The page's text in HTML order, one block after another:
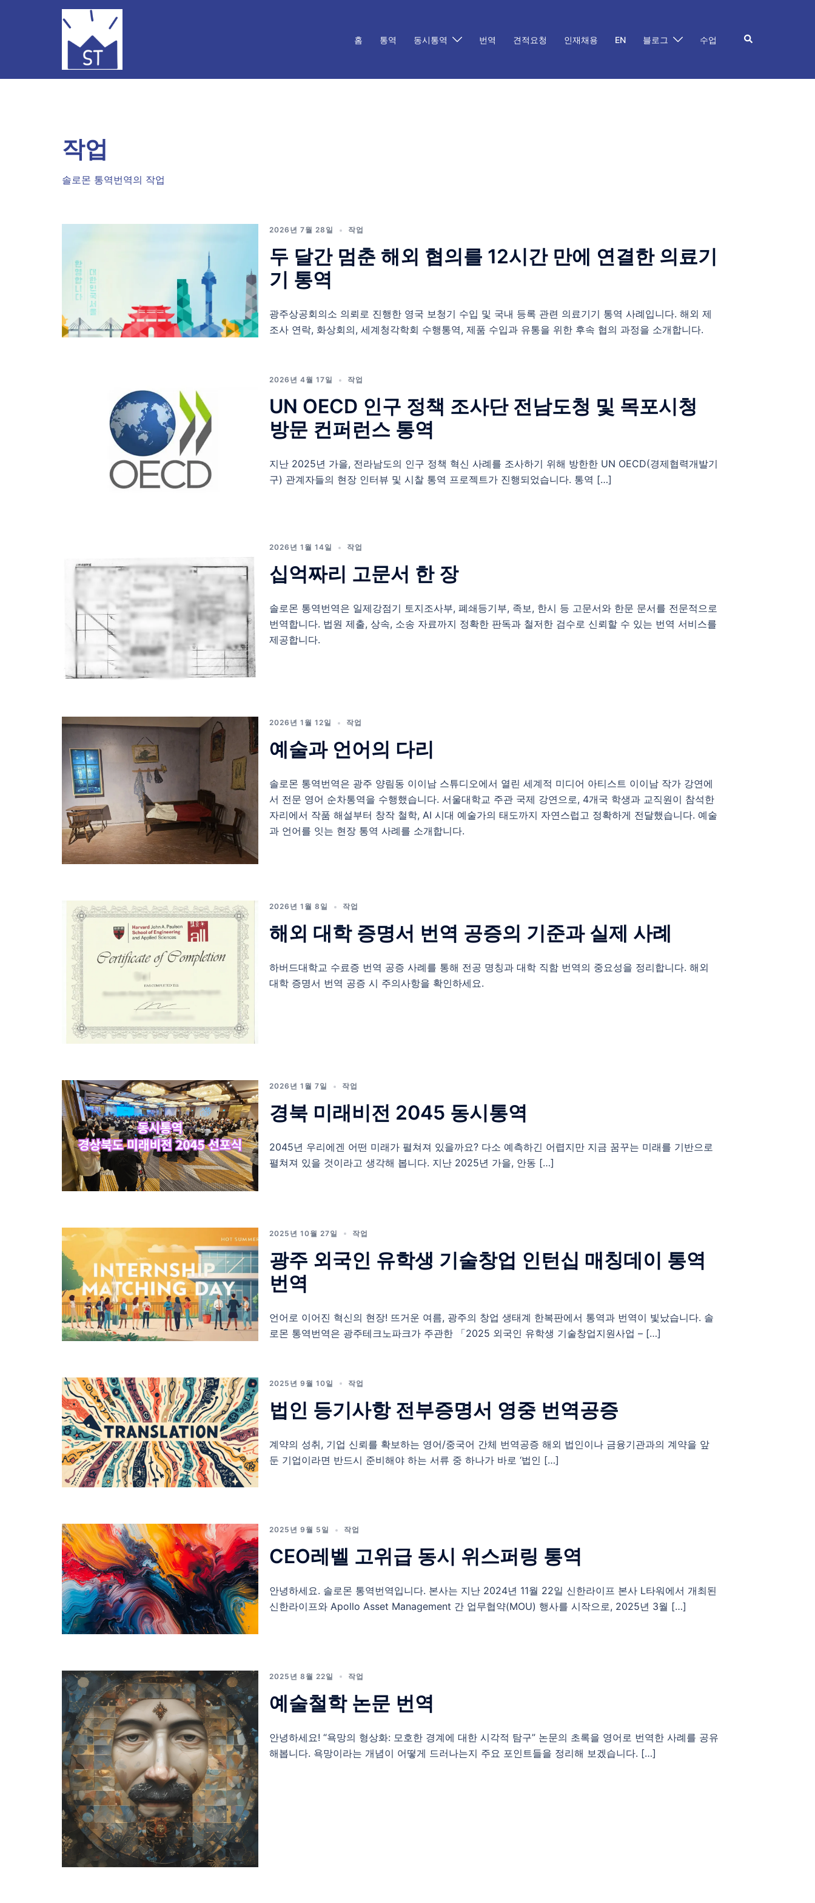
홈 통역 동시통역 번역 견적요청 인재채용 EN 블로그 수업 Search
작업
솔로몬 통역번역의 작업
2026년 7월 28일 작업
두 달간 멈춘 해외 협의를 12시간 만에 연결한 의료기
기 통역
광주상공회의소 의뢰로 진행한 영국 보청기 수입 및 국내 등록 관련 의료기기 통역 사례입니다. 해외 제
조사 연락, 화상회의, 세계청각학회 수행통역, 제품 수입과 유통을 위한 후속 협의 과정을 소개합니다.
2026년 4월 17일 작업
UN OECD 인구 정책 조사단 전남도청 및 목포시청
방문 컨퍼런스 통역
지난 2025년 가을, 전라남도의 인구 정책 혁신 사례를 조사하기 위해 방한한 UN OECD(경제협력개발기
구) 관계자들의 현장 인터뷰 및 시찰 통역 프로젝트가 진행되었습니다. 통역 […]
2026년 1월 14일 작업
십억짜리 고문서 한 장
솔로몬 통역번역은 일제강점기 토지조사부, 폐쇄등기부, 족보, 한시 등 고문서와 한문 문서를 전문적으로
번역합니다. 법원 제출, 상속, 소송 자료까지 정확한 판독과 철저한 검수로 신뢰할 수 있는 번역 서비스를
제공합니다.
2026년 1월 12일 작업
예술과 언어의 다리
솔로몬 통역번역은 광주 양림동 이이남 스튜디오에서 열린 세계적 미디어 아티스트 이이남 작가 강연에
서 전문 영어 순차통역을 수행했습니다. 서울대학교 주관 국제 강연으로, 4개국 학생과 교직원이 참석한
자리에서 작품 해설부터 창작 철학, AI 시대 예술가의 태도까지 자연스럽고 정확하게 전달했습니다. 예술
과 언어를 잇는 현장 통역 사례를 소개합니다.
2026년 1월 8일 작업
해외 대학 증명서 번역 공증의 기준과 실제 사례
하버드대학교 수료증 번역 공증 사례를 통해 전공 명칭과 대학 직함 번역의 중요성을 정리합니다. 해외
대학 증명서 번역 공증 시 주의사항을 확인하세요.
2026년 1월 7일 작업
경북 미래비전 2045 동시통역
2045년 우리에겐 어떤 미래가 펼쳐져 있을까요? 다소 예측하긴 어렵지만 지금 꿈꾸는 미래를 기반으로
펼쳐져 있을 것이라고 생각해 봅니다. 지난 2025년 가을, 안동 […]
2025년 10월 27일 작업
광주 외국인 유학생 기술창업 인턴십 매칭데이 통역
번역
언어로 이어진 혁신의 현장! 뜨거운 여름, 광주의 창업 생태계 한복판에서 통역과 번역이 빛났습니다. 솔
로몬 통역번역은 광주테크노파크가 주관한 「2025 외국인 유학생 기술창업지원사업 – […]
2025년 9월 10일 작업
법인 등기사항 전부증명서 영중 번역공증
계약의 성취, 기업 신뢰를 확보하는 영어/중국어 간체 번역공증 해외 법인이나 금융기관과의 계약을 앞
둔 기업이라면 반드시 준비해야 하는 서류 중 하나가 바로 ‘법인 […]
2025년 9월 5일 작업
CEO레벨 고위급 동시 위스퍼링 통역
안녕하세요. 솔로몬 통역번역입니다. 본사는 지난 2024년 11월 22일 신한라이프 본사 L타워에서 개최된
신한라이프와 Apollo Asset Management 간 업무협약(MOU) 행사를 시작으로, 2025년 3월 […]
2025년 8월 22일 작업
예술철학 논문 번역
안녕하세요! “욕망의 형상화: 모호한 경계에 대한 시각적 탐구” 논문의 초록을 영어로 번역한 사례를 공유
해봅니다. 욕망이라는 개념이 어떻게 드러나는지 주요 포인트들을 정리해 보겠습니다. […]